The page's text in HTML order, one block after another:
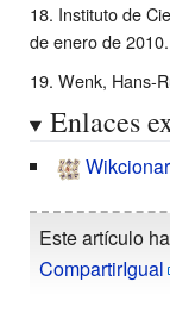
Instituto de
de enero de 2010.
Wenk, Hans-
Enlaces
Este artículo
CompartirIgual